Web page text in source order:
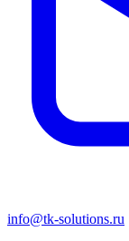
info@tk-solutions.ru